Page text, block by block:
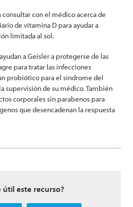
consultar con el médico acerca de
de vitamina D para ayudar a
limitada al sol.
a Geisler a protegerse de las
para tratar las infecciones
probiótico para el síndrome del
supervisión de su médico. También
corporales sin parabenos para
que desencadenan la respuesta
útil este recurso?